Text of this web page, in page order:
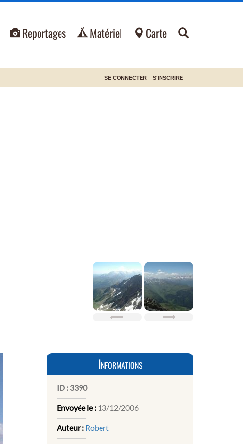
Reportages Matériel Carte
SE CONNECTER S'INSCRIRE
Informations
ID : 3390
Envoyée le : 13/12/2006
Auteur : Robert